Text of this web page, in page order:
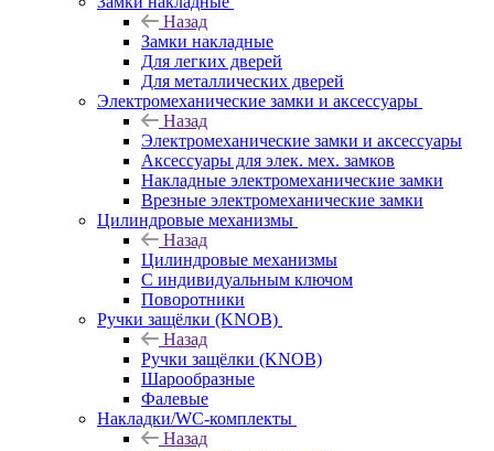
Назад
Замки накладные
Для легких дверей
Для металлических дверей
Электромеханические замки и аксессуары
Назад
Электромеханические замки и аксессуары
Аксессуары для элек. мех. замков
Накладные электромеханические замки
Врезные электромеханические замки
Цилиндровые механизмы
Назад
Цилиндровые механизмы
С индивидуальным ключом
Поворотники
Ручки защёлки (KNOB)
Назад
Ручки защёлки (KNOB)
Шарообразные
Фалевые
Накладки/WC-комплекты
Назад